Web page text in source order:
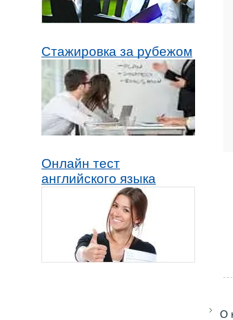
Стажировка за рубежом
Онлайн тест
английского языка
O